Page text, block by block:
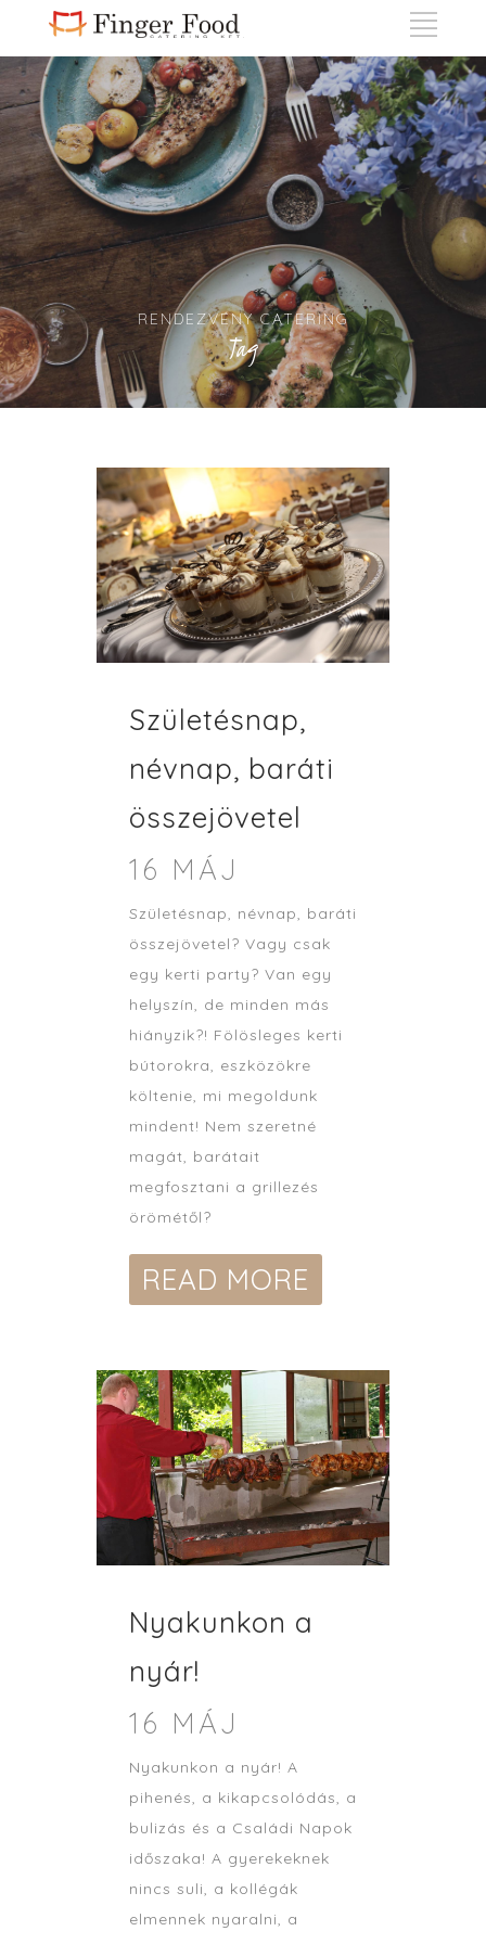
RENDEZVÉNY CATERING
Tag
Születésnap,
névnap, baráti
összejövetel
16 MÁJ
Születésnap, névnap, baráti
összejövetel? Vagy csak
egy kerti party? Van egy
helyszín, de minden más
hiányzik?! Fölösleges kerti
bútorokra, eszközökre
költenie, mi megoldunk
mindent! Nem szeretné
magát, barátait
megfosztani a grillezés
örömétől?
READ MORE
Nyakunkon a
nyár!
16 MÁJ
Nyakunkon a nyár! A
pihenés, a kikapcsolódás, a
bulizás és a Családi Napok
időszaka! A gyerekeknek
nincs suli, a kollégák
elmennek nyaralni, a